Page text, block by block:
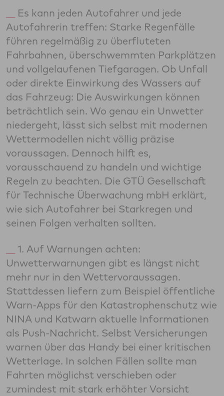
Es kann jeden Autofahrer und jede
Autofahrerin treffen: Starke Regenfälle
führen regelmäßig zu überfluteten
Fahrbahnen, überschwemmten Parkplätzen
und vollgelaufenen Tiefgaragen. Ob Unfall
oder direkte Einwirkung des Wassers auf
das Fahrzeug: Die Auswirkungen können
beträchtlich sein. Wo genau ein Unwetter
niedergeht, lässt sich selbst mit modernen
Wettermodellen nicht völlig präzise
voraussagen. Dennoch hilft es,
vorausschauend zu handeln und wichtige
Regeln zu beachten. Die GTÜ Gesellschaft
für Technische Überwachung mbH erklärt,
wie sich Autofahrer bei Starkregen und
seinen Folgen verhalten sollten.
1. Auf Warnungen achten:
Unwetterwarnungen gibt es längst nicht
mehr nur in den Wettervoraussagen.
Stattdessen liefern zum Beispiel öffentliche
Warn-Apps für den Katastrophenschutz wie
NINA und Katwarn aktuelle Informationen
als Push-Nachricht. Selbst Versicherungen
warnen über das Handy bei einer kritischen
Wetterlage. In solchen Fällen sollte man
Fahrten möglichst verschieben oder
zumindest mit stark erhöhter Vorsicht